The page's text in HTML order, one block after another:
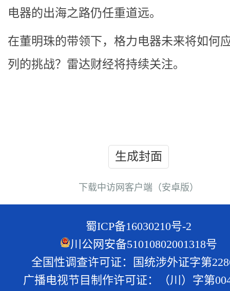
电器的出海之路仍任重道远。
在董明珠的带领下，格力电器未来将如何
列的挑战？雷达财经将持续关注。
生成封面
下载中访网客户端（安卓版）
蜀ICP备16030210号-2
川公网安备51010802001318号
全国性调查许可证：国统涉外证字第
广播电视节目制作许可证：（川）字第